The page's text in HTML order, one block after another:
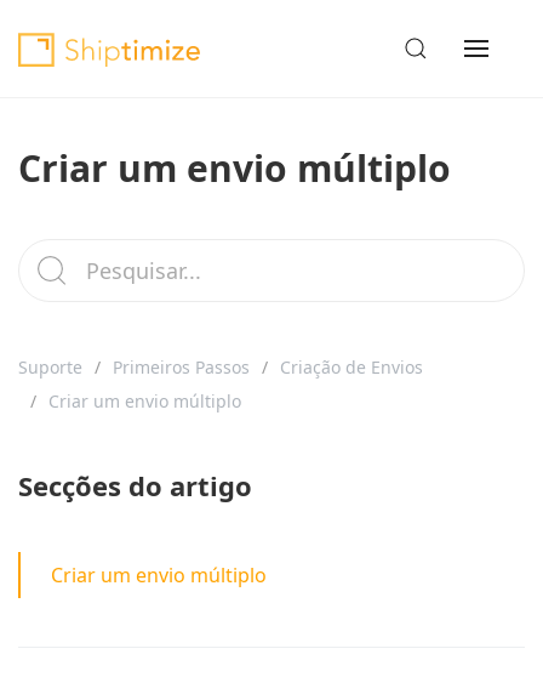
Criar um envio múltiplo
Suporte Primeiros Passos
Criação de Envios
Criar um envio múltiplo
Secções do artigo
Criar um envio múltiplo